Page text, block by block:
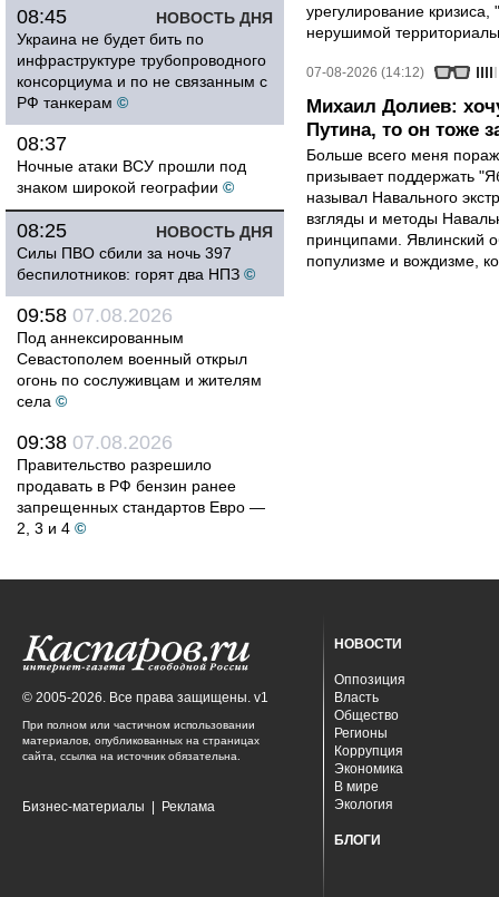
НОВОСТЬ ДНЯ
08:45
Украина не будет бить по
инфраструктуре трубопроводного
консорциума и по не связанным с
РФ танкерам ©
08:37
Ночные атаки ВСУ прошли под
знаком широкой географии ©
НОВОСТЬ ДНЯ
08:25
Силы ПВО сбили за ночь 397
беспилотников: горят два НПЗ ©
09:58 07.08.2026
Под аннексированным
Севастополем военный открыл
огонь по сослуживцам и жителям
села ©
09:38 07.08.2026
Правительство разрешило
продавать в РФ бензин ранее
запрещенных стандартов Евро —
2, 3 и 4 ©
урегулирование
нерушимой
07-08-2026 (14:12)
Михаил Долиев:
Путина, то он тоже
Больше всего меня
призывает поддержать
называл Навального
взгляды и методы
принципами. Явлинский
популизме и вождизме,
© 2005-2026. Все права защищены. v1
При полном или частичном использовании
материалов, опубликованных на страницах
сайта, ссылка на источник обязательна.
Бизнес-материалы Реклама
НОВОСТИ
Оппозиция
Власть
Общество
Регионы
Коррупция
Экономика
В мире
Экология
БЛОГИ